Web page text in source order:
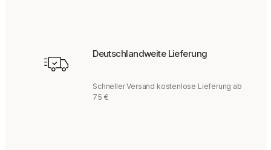
Deutschlandweite Lieferung
Schneller Versand kostenlose Lieferung ab
75 €